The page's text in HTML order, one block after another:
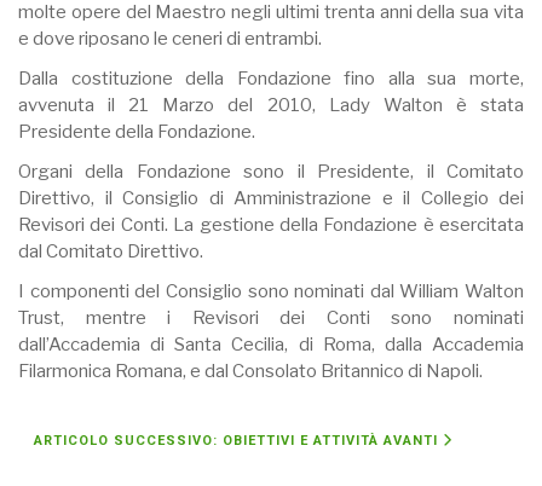
molte opere del Maestro negli ultimi trenta anni della sua vita
e dove riposano le ceneri di entrambi.
Dalla costituzione della Fondazione fino alla sua morte,
avvenuta il 21 Marzo del 2010, Lady Walton è stata
Presidente della Fondazione.
Organi della Fondazione sono il Presidente, il Comitato
Direttivo, il Consiglio di Amministrazione e il Collegio dei
Revisori dei Conti. La gestione della Fondazione è esercitata
dal Comitato Direttivo.
I componenti del Consiglio sono nominati dal William Walton
Trust, mentre i Revisori dei Conti sono nominati
dall’Accademia di Santa Cecilia, di Roma, dalla Accademia
Filarmonica Romana, e dal Consolato Britannico di Napoli.
ARTICOLO SUCCESSIVO: OBIETTIVI E ATTIVITÀAVANTI